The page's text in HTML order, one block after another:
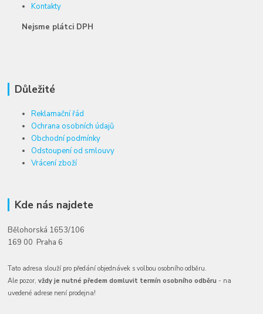
Kontakty
Nejsme plátci DPH
Důležité
Reklamační řád
Ochrana osobních údajů
Obchodní podmínky
Odstoupení od smlouvy
Vrácení zboží
Kde nás najdete
Bělohorská 1653/106
169 00 Praha 6
Tato adresa slouží pro předání objednávek s volbou osobního odběru.
Ale pozor,vždy je nutné předem domluvit termín osobního odběru - na
uvedené adrese není prodejna!